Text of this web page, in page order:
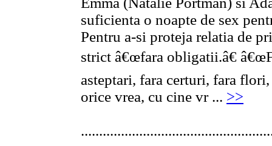
suficienta o noapte de sex
Pentru a-si proteja relatia de
strict â€œfara obligatii.â€
asteptari, fara certuri, fara
orice vrea, cu cine vr ... >>